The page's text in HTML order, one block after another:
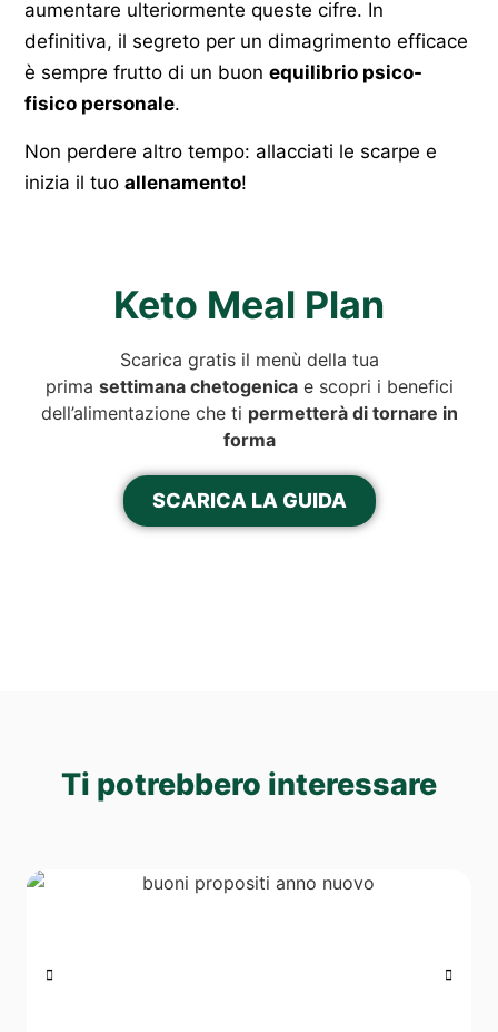
aumentare ulteriormente queste cifre. In
definitiva, il segreto per un dimagrimento efficace
è sempre frutto di un buon equilibrio psico-
fisico personale.
Non perdere altro tempo: allacciati le scarpe e
inizia il tuo allenamento!
Keto Meal Plan
Scarica gratis il menù della tua
prima settimana chetogenicae scopri i benefici
dell’alimentazione che ti permetterà di tornare in
forma
SCARICA LA GUIDA
Ti potrebbero interessare